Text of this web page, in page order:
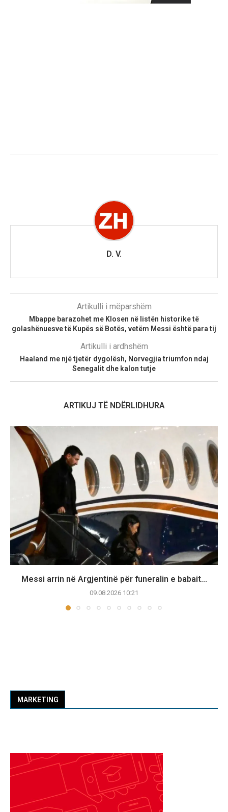
D. V.
Artikulli i mëparshëm
Mbappe barazohet me Klosen në listën historike të
golashënuesve të Kupës së Botës, vetëm Messi është para tij
Artikulli i ardhshëm
Haaland me një tjetër dygolësh, Norvegjia triumfon ndaj
Senegalit dhe kalon tutje
ARTIKUJ TË NDËRLIDHURA
Messi arrin në Argjentinë për funeralin e babait...
09.08.2026 10:21
MARKETING